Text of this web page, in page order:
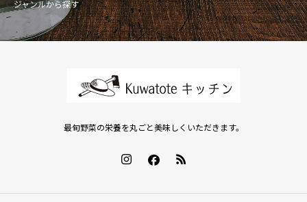
ジャンルから探す
最旬野菜の栄養を丸ごと美味しくいただきます。